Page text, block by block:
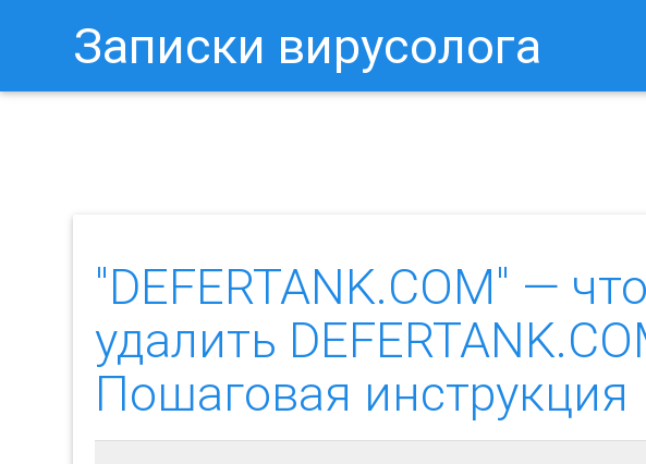
Записки вирусолога
"DEFERTANK.COM" —
удалить
Пошаговая инструкция